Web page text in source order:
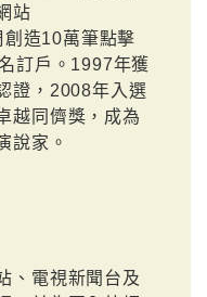
站
創造10萬筆點擊
訂戶。1997年獲
證，2008年入選
越同儕獎，成為
說家。
、電視新聞台及